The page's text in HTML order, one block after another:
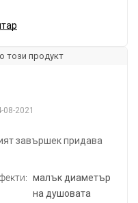
този продукт
08-2021
завършек придава
малък диаметър
на душовата